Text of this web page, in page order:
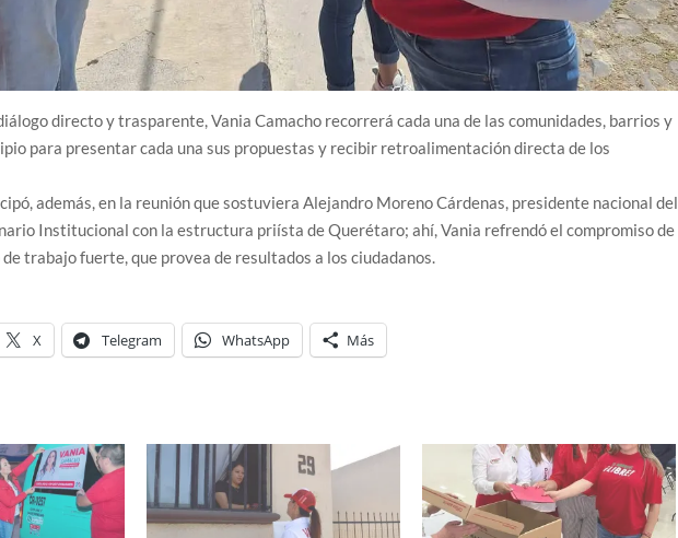
directo y trasparente, Vania Camacho recorrerá cada una de las comunidades, barrios y
para presentar cada una sus propuestas y recibir retroalimentación directa de los
además, en la reunión que sostuviera Alejandro Moreno Cárdenas, presidente nacional del
Institucional con la estructura priísta de Querétaro; ahí, Vania refrendó el compromiso de
trabajo fuerte, que provea de resultados a los ciudadanos.
X Telegram WhatsApp Más